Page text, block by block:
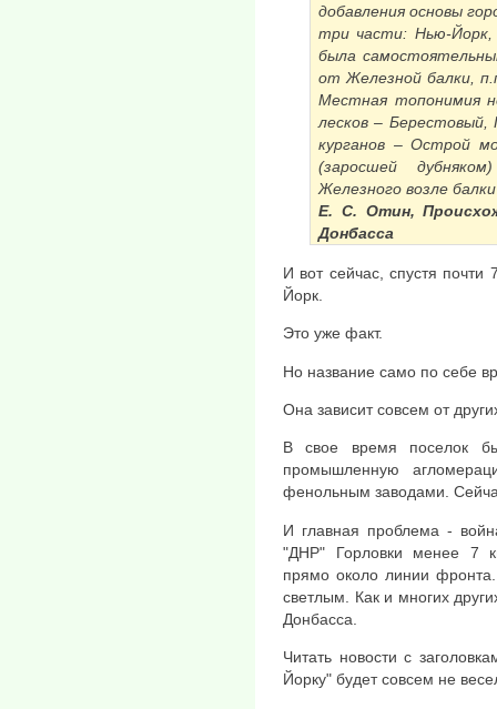
добавления основы
три части: Нью-Йорк,
была
от Железной балки,
Местная топонимия
лесков – Берестовый,
курганов – Острой
(заросшей
Железного возле
Е. С. Отин,
Донбасса
И вот сейчас, спустя
Йорк.
Это уже факт.
Но название само по себе
Она зависит совсем от
В свое время поселок
промышленную
фенольным заводами.
И главная проблема -
"ДНР" Горловки менее 7
прямо около линии
светлым. Как и многих
Донбасса.
Читать новости с
Йорку" будет совсем не